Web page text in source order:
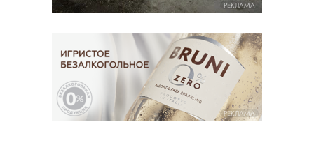
РЕКЛАМА
РЕКЛАМА